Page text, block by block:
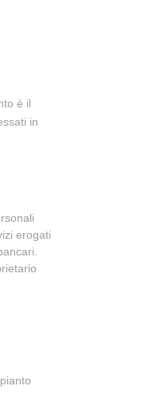
è il
in
erogati